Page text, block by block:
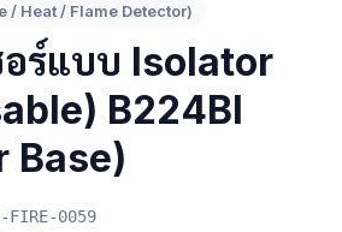
/ Heat / Flame Detector)
อร์แบบ Isolator
B224BI
Base)
FIRE-0059